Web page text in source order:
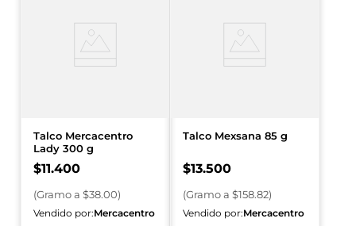
Talco Mercacentro
Lady 300 g
$11.400
(Gramoa $38.00)
Vendido por:Mercacentro
Talco Mexsana 85 g
$13.500
(Gramoa $158.82)
Vendido por:Mercacentro